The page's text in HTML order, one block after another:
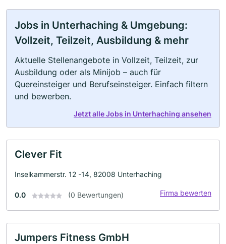
Jobs in Unterhaching & Umgebung:
Vollzeit, Teilzeit, Ausbildung & mehr
Aktuelle Stellenangebote in Vollzeit, Teilzeit, zur
Ausbildung oder als Minijob – auch für
Quereinsteiger und Berufseinsteiger. Einfach filtern
und bewerben.
Jetzt alle Jobs in Unterhaching ansehen
Clever Fit
Inselkammerstr. 12 -14, 82008 Unterhaching
0.0 (0 Bewertungen) Firma bewerten
Jumpers Fitness GmbH